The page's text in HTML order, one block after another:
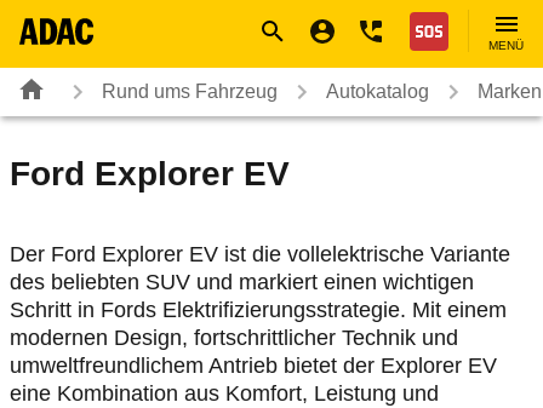
Nothilfe
MENÜ
Rund ums Fahrzeug Autokatalog
Ford Explorer EV
Der Ford Explorer EV ist die vollelektrische Variante
des beliebten SUV und markiert einen wichtigen
Schritt in Fords Elektrifizierungsstrategie. Mit einem
modernen Design, fortschrittlicher Technik und
umweltfreundlichem Antrieb bietet der Explorer EV
eine Kombination aus Komfort, Leistung und